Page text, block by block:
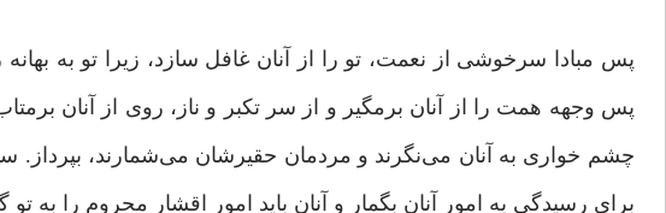
پس مبادا سرخوشی از نعمت، تو را از آنان غافل سازد، زیرا تو به
پس وجهه همت را از آنان برمگیر و از سر تکبر و ناز، روی از آنان
چشم خواری به آنان می‌نگرند و مردمان حقیرشان می‌شمارند، بپرداز.
برای رسیدگی به امور آنان بگمار و آنان باید امور اقشار محروم را به